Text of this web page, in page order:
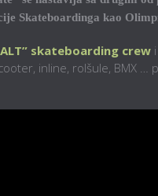
Skateboardinga kao
skateboarding crew i
inline, rolšule, BMX